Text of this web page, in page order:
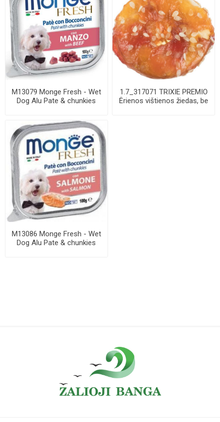
M13079 Monge Fresh - Wet
Dog Alu Pate & chunkies
1.7_317071 TRIXIE PREMIO
Ėrienos vištienos žiedas, be
M13086 Monge Fresh - Wet
Dog Alu Pate & chunkies